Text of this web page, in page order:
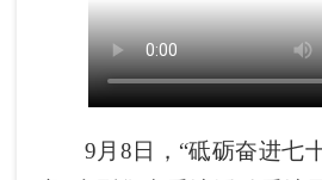
9月8日，“砥砺奋进七